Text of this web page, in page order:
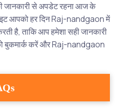
से अपडेट रहना आज के
आपको हर दिन Raj-nandgaon में
है, ताकि आप हमेशा सही जानकारी
बुकमार्क करें और Raj-nandgaon